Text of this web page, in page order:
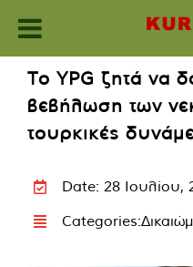
content
Το YPG ζητά να
βεβήλωση των
τουρκικές
Date: 28 Ιουλίου,
Categories: